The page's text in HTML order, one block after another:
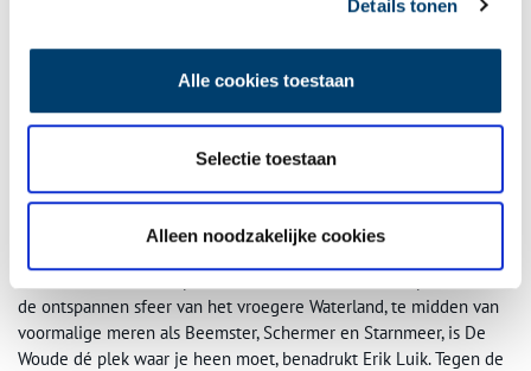
Details tonen
Alle cookies toestaan
Selectie toestaan
Alleen noodzakelijke cookies
weidse vergezichten, polderdijken en oude molens is een geliefd
Het museum in De Rijp, waar Erik werkt, biedt binnenkort een
tentoonstelling met werk van landschapsschilder Jan Groenhart,
landschap betreft een echte liefhebber van die oude
landschappen met oneindige verten.’
de ontspannen sfeer van het vroegere Waterland, te midden van
voormalige meren als Beemster, Schermer en Starnmeer, is De
Woude dé plek waar je heen moet, benadrukt Erik Luik. Tegen de